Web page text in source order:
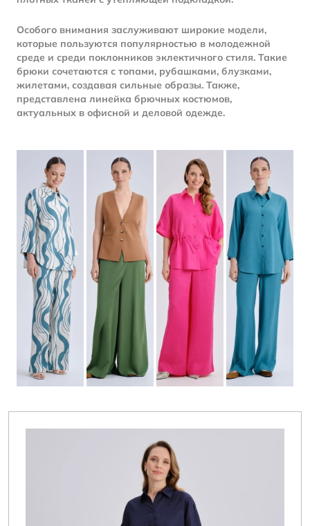
Особого внимания заслуживают широкие модели,
которые пользуются популярностью в молодежной
среде и среди поклонников эклектичного стиля. Такие
брюки сочетаются с топами, рубашками, блузками,
жилетами, создавая сильные образы. Также,
представлена линейка брючных костюмов,
актуальных в офисной и деловой одежде.